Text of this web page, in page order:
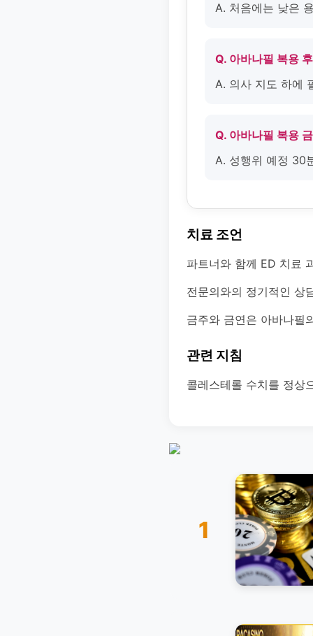
A. 처음에는 낮은
Q. 아바나필 복용
A. 의사 지도 하에
Q. 아바나필 복용
A. 성행위 예정 30
치료 조언
파트너와 함께 ED 치료
전문의와의 정기적인 상
금주와 금연은 아바나필
관련 지침
콜레스테롤 수치를 정상
1